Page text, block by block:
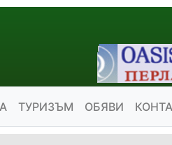
ТУРИЗЪМ ОБЯВИ